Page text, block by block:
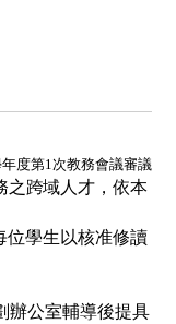
度第1次教務會議審議
之跨域人才 ，依本
位學生以核准修讀
辦公室輔導後提具